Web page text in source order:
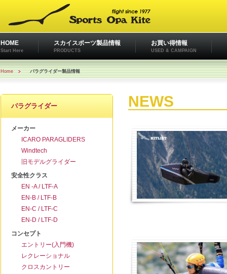
HOME
Start Here
スカイスポーツ製品情報
PRODUCTS
お買い得情報
USED & CAMPAIGN
Home パラグライダー製品情報
パラグライダー
メーカー
ICARO PARAGLIDERS
Windtech
旧モデルグライダー
安全性クラス
EN -A / LTF-A
EN-B / LTF-B
EN-C / LTF-C
EN-D / LTF-D
コンセプト
エントリー(入門機)
レクレーショナル
クロスカントリー
NEWS